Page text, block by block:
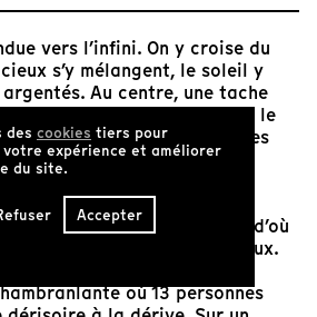
vers l’infini. On y croise du
s’y mélangent, le soleil y
Au centre, une tache
floutés en conservent le
tache se précise; on plisse les
le sens.
l’image se dilate
Un légerpannous dévoile d’où
violet transperce les cieux.
où 13 personnes
des cookies tiers pour
expérience et améliorer
du site.
Accepter